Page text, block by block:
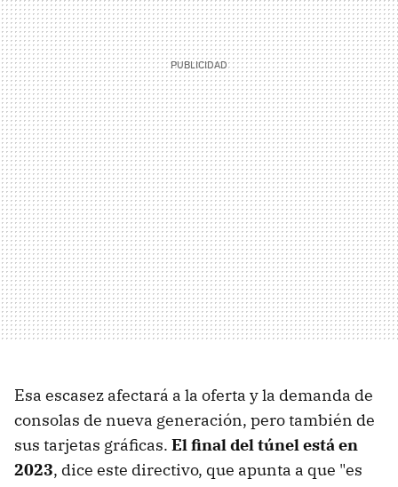
Esa escasez afectará a la oferta y la demanda de
consolas de nueva generación, pero también de
sus tarjetas gráficas. El final del túnel está en
2023, dice este directivo, que apunta a que "es